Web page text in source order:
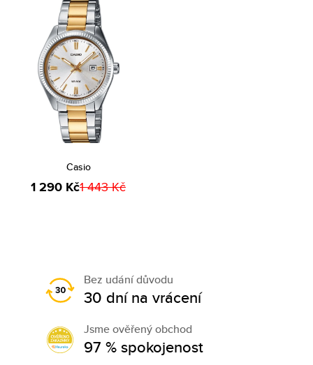
Casio
1 290 Kč1 443 Kč
Bez udání důvodu
30 dní na vrácení
Jsme ověřený obchod
97 % spokojenost